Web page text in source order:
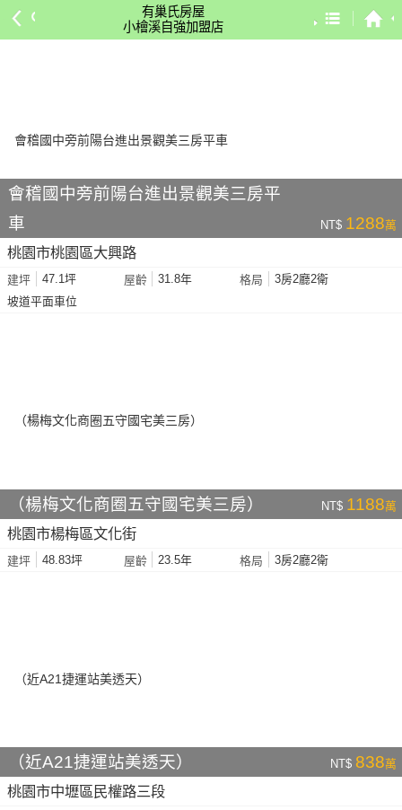
有巢氏房屋
小檜溪自強加盟店
依降幅 高 → 低
依土地坪數 大 → 小
會稽國中旁前陽台進出景觀美三房平
車
NT$ 1288萬
桃園市桃園區大興路
建坪 47.1坪 屋齡 31.8年 格局
3房2廳2衛
坡道平面車位
（楊梅文化商圈五守國宅美三房） NT$ 1188萬
桃園市楊梅區文化街
建坪 48.83坪 屋齡 23.5年 格局 3房2廳2衛
（近A21捷運站美透天） NT$ 838萬
桃園市中壢區民權路三段